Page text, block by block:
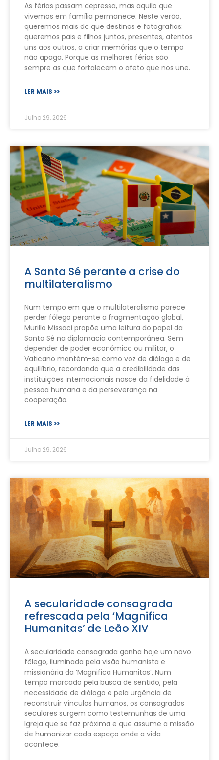
As férias passam depressa, mas aquilo que
vivemos em família permanece. Neste verão,
queremos mais do que destinos e fotografias:
queremos pais e filhos juntos, presentes, atentos
uns aos outros, a criar memórias que o tempo
não apaga. Porque as melhores férias são
sempre as que fortalecem o afeto que nos une.
LER MAIS >>
Julho 29, 2026
A Santa Sé perante a crise do
multilateralismo
Num tempo em que o multilateralismo parece
perder fôlego perante a fragmentação global,
Murillo Missaci propõe uma leitura do papel da
Santa Sé na diplomacia contemporânea. Sem
depender de poder económico ou militar, o
Vaticano mantém-se como voz de diálogo e de
equilíbrio, recordando que a credibilidade das
instituições internacionais nasce da fidelidade à
pessoa humana e da perseverança na
cooperação.
LER MAIS >>
Julho 29, 2026
A secularidade consagrada
refrescada pela ‘Magnifica
Humanitas’ de Leão XIV
A secularidade consagrada ganha hoje um novo
fôlego, iluminada pela visão humanista e
missionária da ‘Magnifica Humanitas’. Num
tempo marcado pela busca de sentido, pela
necessidade de diálogo e pela urgência de
reconstruir vínculos humanos, os consagrados
seculares surgem como testemunhas de uma
Igreja que se faz próxima e que assume a missão
de humanizar cada espaço onde a vida
acontece.